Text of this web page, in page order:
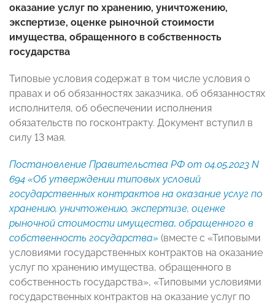
оказание услуг по хранению, уничтожению,
экспертизе, оценке рыночной стоимости
имущества, обращенного в собственность
государства
Типовые условия содержат в том числе условия о
правах и об обязанностях заказчика, об обязанностях
исполнителя, об обеспечении исполнения
обязательств по госконтракту. Документ вступил в
силу 13 мая.
Постановление Правительства РФ от 04.05.2023 N
694 «Об утверждении типовых условий
государственных контрактов на оказание услуг по
хранению, уничтожению, экспертизе, оценке
рыночной стоимости имущества, обращенного в
собственность государства» (вместе с «Типовыми
условиями государственных контрактов на оказание
услуг по хранению имущества, обращенного в
собственность государства», «Типовыми условиями
государственных контрактов на оказание услуг по